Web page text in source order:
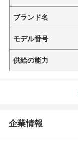
ブランド名
モデル番号
供給の能力
企業情報